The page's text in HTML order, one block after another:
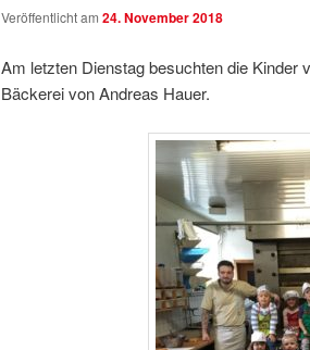
Veröffentlicht am 24. November 2018
Am letzten Dienstag besuchten die Kinder
Bäckerei von Andreas Hauer.